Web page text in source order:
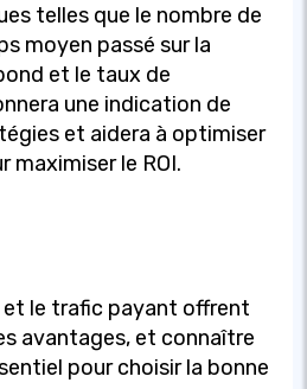
telles que le nombre de
moyen passé sur la
et le taux de
une indication de
et aidera à optimiser
maximiser le ROI.
le trafic payant offrent
avantages, et connaître
pour choisir la bonne